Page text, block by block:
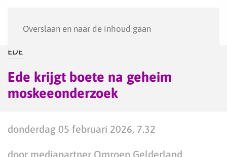
Overslaan en naar de inhoud gaan
EDE
Ede krijgt boete na geheim
moskeeonderzoek
donderdag 05 februari 2026, 7.32
door mediapartner Omroep Gelderland